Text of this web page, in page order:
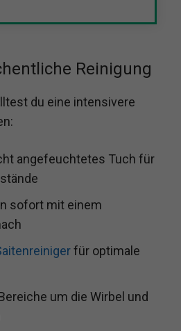
Reinigung
du eine intensivere
angefeuchtetes Tuch für
sofort mit einem
für optimale
um die Wirbel und